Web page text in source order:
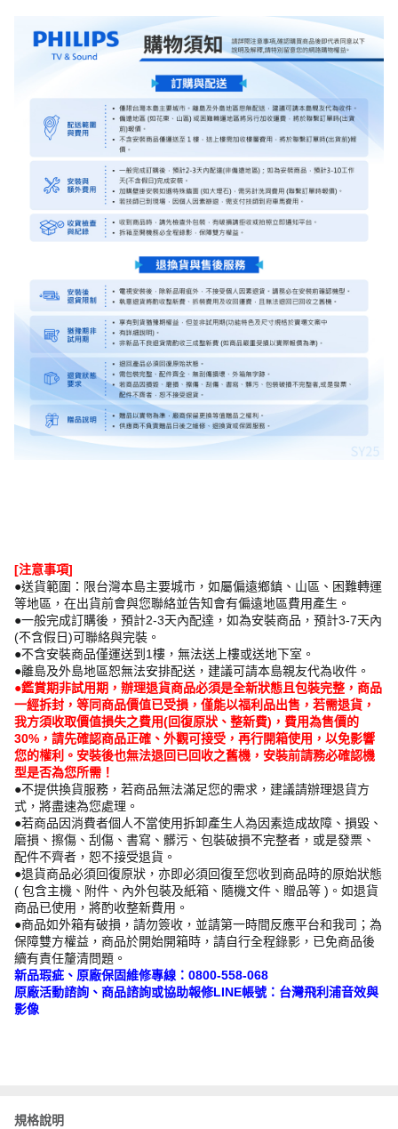
[注意事項]
●送貨範圍：限台灣本島主要城市，如屬偏遠鄉鎮、山區、困難轉運
等地區，在出貨前會與您聯絡並告知會有偏遠地區費用產生。
●一般完成訂購後，預計2-3天內配達，如為安裝商品，預計3-7天內
(不含假日)可聯絡與完裝。
●不含安裝商品僅運送到1樓，無法送上樓或送地下室。
●離島及外島地區恕無法安排配送，建議可請本島親友代為收件。
●鑑賞期非試用期，辦理退貨商品必須是全新狀態且包裝完整，商品
一經拆封，等同商品價值已受損，僅能以福利品出售，若需退貨，
我方須收取價值損失之費用(回復原狀、整新費)，費用為售價的
30%，請先確認商品正確、外觀可接受，再行開箱使用，以免影響
您的權利。安裝後也無法退回已回收之舊機，安裝前請務必確認機
型是否為您所需！
●不提供換貨服務，若商品無法滿足您的需求，建議請辦理退貨方
式，將盡速為您處理。
●若商品因消費者個人不當使用拆卸產生人為因素造成故障、損毀、
磨損、擦傷、刮傷、書寫、髒污、包裝破損不完整者，或是發票、
配件不齊者，恕不接受退貨。
●退貨商品必須回復原狀，亦即必須回復至您收到商品時的原始狀態
( 包含主機、附件、內外包裝及紙箱、隨機文件、贈品等 )。如退貨
商品已使用，將酌收整新費用。
●商品如外箱有破損，請勿簽收，並請第一時間反應平台和我司；為
保障雙方權益，商品於開始開箱時，請自行全程錄影，已免商品後
續有責任釐清問題。
新品瑕疵、原廠保固維修專線：0800-558-068
原廠活動諮詢、商品諮詢或協助報修LINE帳號：台灣飛利浦音效與
影像
規格說明